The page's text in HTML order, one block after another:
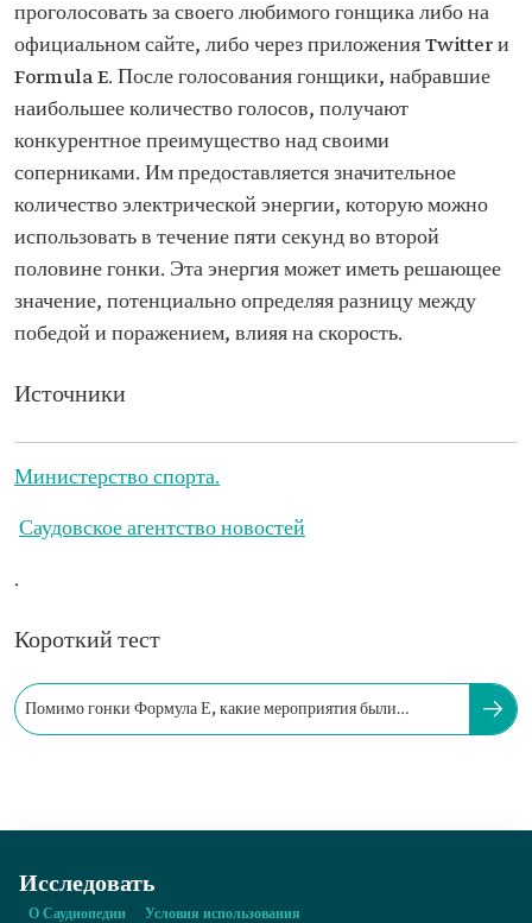
проголосовать за своего любимого гонщика либо на
официальном сайте, либо через приложения Twitter и
Formula E. После голосования гонщики, набравшие
наибольшее количество голосов, получают
конкурентное преимущество над своими
соперниками. Им предоставляется значительное
количество электрической энергии, которую можно
использовать в течение пяти секунд во второй
половине гонки. Эта энергия может иметь решающее
значение, потенциально определяя разницу между
победой и поражением, влияя на скорость.
Источники
Министерство спорта.
Саудовское агентство новостей
.
Короткий тест
Помимо гонки Формула Е, какие мероприятия были
Исследовать
О Саудиопедии Условия использования